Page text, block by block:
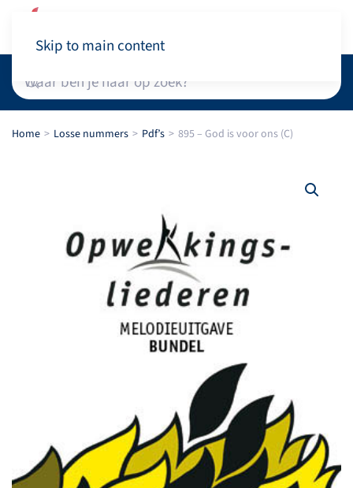
Skip to main content
Home Losse nummers Pdf’s 895 – God is voor ons (C)